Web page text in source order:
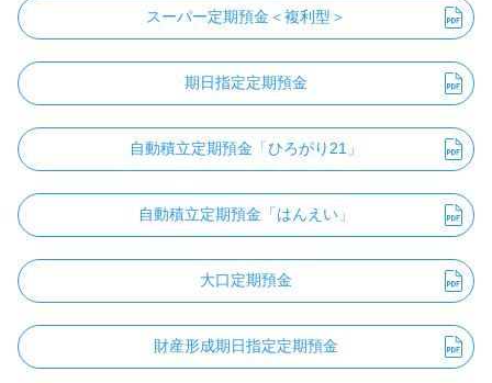
スーパー定期預金＜複利型＞
期日指定定期預金
自動積立定期預金「ひろがり21」
自動積立定期預金「はんえい」
大口定期預金
財産形成期日指定定期預金